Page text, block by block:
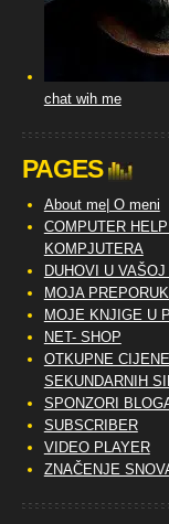
chat wih me
PAGES
About me| O meni
COMPUTER HELP
KOMPJUTERA
DUHOVI U VAŠOJ
MOJA
MOJE KNJIGE U
NET- SHOP
OTKUPNE CIJENE
SEKUNDARNIH
SPONZORI
SUBSCRIBER
VIDEO PLAYER
ZNAČENJE